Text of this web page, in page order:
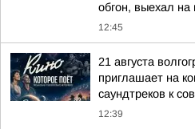
обгон, выехал на
12:45
21 августа
приглашает на
саундтреков к
12:39